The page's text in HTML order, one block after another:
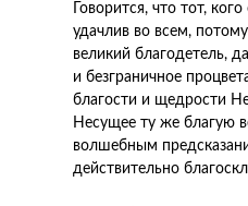
Говорится, что тот,
удачлив во всем,
великий благодетель,
и безграничное
благости и щедрости
Несущее ту же благую
волшебным
действительно